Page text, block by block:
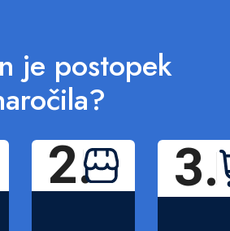
je postopek
2. 3.